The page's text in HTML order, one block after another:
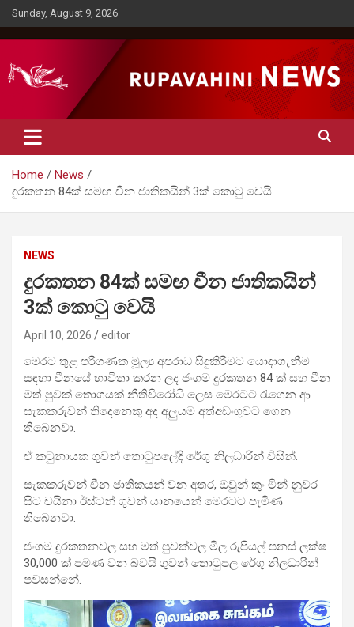
Skip
to
content
Sunday, August 9, 2026
Rupavahini News
Home
News
දුරකතන 84ක් සමඟ චීන ජාතිකයින් 3ක් කොටු වෙයි
NEWS
දුරකතන 84ක් සමඟ චීන ජාතිකයින්
3ක් කොටු වෙයි
April 10, 2026 editor
මෙරට තුළ පරිගණක මූල්‍ය අපරාධ සිදුකිරීමට යොදාගැනීම
සඳහා චීනයේ භාවිතා කරන ලද ජංගම දුරකතන 84 ක් සහ චීන
මත් පුවක් තොගයක් නීතිවිරෝධි ලෙස මෙරටට රැගෙන ආ
සැකකරුවන් තිදෙනෙකු අද අලුයම අත්අඩංගුවට ගෙන
තිබෙනවා.
ඒ කටුනායක ගුවන් තොටුපලේදි රේගු නිලධාරින් විසින්.
සැකකරුවන් චීන ජාතිකයන් වන අතර, ඔවුන් කුං මින් නුවර
සිට චයිනා ඊස්ටන් ගුවන් යානයෙන් මෙරටට පැමිණ
තිබෙනවා.
ජංගම දුරකතනවල සහ මත් පුවක්වල මිල රුපියල් පනස් ලක්ෂ
30,000 ක් පමණ වන බවයි ගුවන් තොටුපල රේගු නිලධාරින්
පවසන්නේ.